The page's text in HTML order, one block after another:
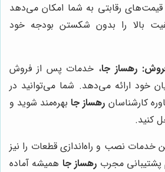
رقابتی به شما امکان می‌دهد
بالا را بدون شکستن بودجه خود
رهساز جا، خدمات پس از فروش
خود ارائه می‌دهد. شما می‌توانید در
کارشناسان رهساز جابهره‌مند شوید و
کنید.
خدمات نصب و راه‌اندازی قطعات را نیز
پشتیبانی مجرب رهساز جا همیشه آماده